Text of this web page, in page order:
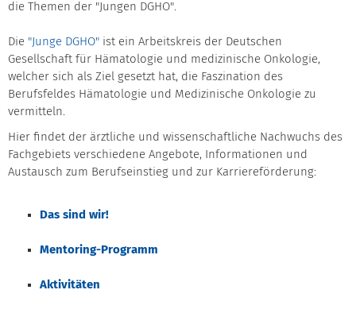
die Themen der "Jungen DGHO".
Die "Junge DGHO" ist ein Arbeitskreis der Deutschen
Gesellschaft für Hämatologie und medizinische Onkologie,
welcher sich als Ziel gesetzt hat, die Faszination des
Berufsfeldes Hämatologie und Medizinische Onkologie zu
vermitteln.
Hier findet der ärztliche und wissenschaftliche Nachwuchs des
Fachgebiets verschiedene Angebote, Informationen und
Austausch zum Berufseinstieg und zur Karriereförderung:
Das sind wir!
Mentoring-Programm
Aktivitäten